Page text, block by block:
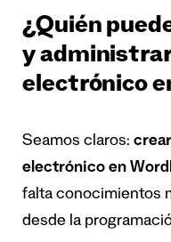
¿Quién
y
electrónico
Seamos claros:
electrónico en
falta conocimientos
desde la